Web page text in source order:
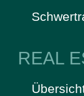
REAL